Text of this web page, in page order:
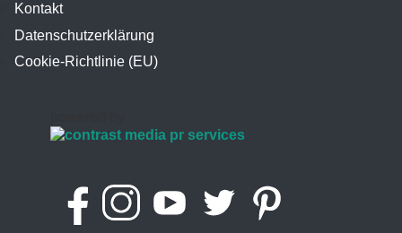
Kontakt
Datenschutzerklärung
Cookie-Richtlinie (EU)